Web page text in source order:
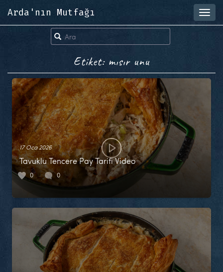
Arda'nın Mutfağı
Etiket: mısır unu
17 Oca 2026
Tavuklu Tencere Pay Tarifi Video
0 0